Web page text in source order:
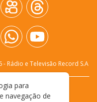
- Rádio e Televisão Record S.A
PRIVACIDADE
para
navegação de